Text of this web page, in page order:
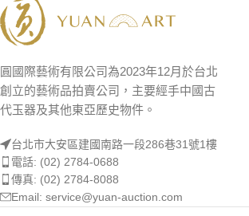
圓國際藝術有限公司為2023年12月於台北
創立的藝術品拍賣公司，主要經手中國古
代玉器及其他東亞歷史物件。
台北市大安區建國南路一段286巷31號1樓
電話: (02) 2784-0688
傳真: (02) 2784-8088
Email: service@yuan-auction.com